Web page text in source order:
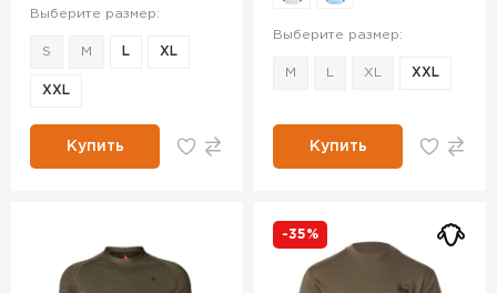
Выберите размер:
S M L XL
XXL
Купить
Выберите размер:
M XL XXL
Купить
-35%